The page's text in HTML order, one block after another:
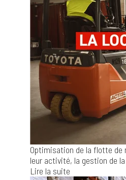
Optimisation de la flotte de
leur activité, la gestion de
Lire la suite